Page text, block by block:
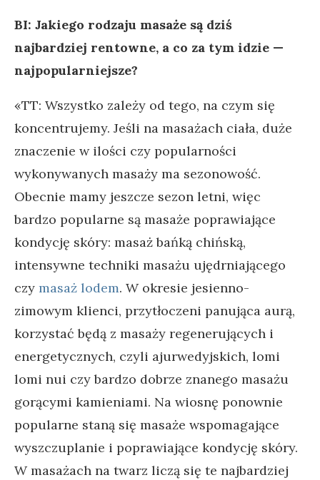
BI: Jakiego rodzaju masaże są dziś
najbardziej rentowne, a co za tym idzie —
najpopularniejsze?
«TT: Wszystko zależy od tego, na czym się
koncentrujemy. Jeśli na masażach ciała, duże
znaczenie w ilości czy popularności
wykonywanych masaży ma sezonowość.
Obecnie mamy jeszcze sezon letni, więc
bardzo popularne są masaże poprawiające
kondycję skóry: masaż bańką chińską,
intensywne techniki masażu ujędrniającego
czy masaż lodem. W okresie jesienno-
zimowym klienci, przytłoczeni panująca aurą,
korzystać będą z masaży regenerujących i
energetycznych, czyli ajurwedyjskich, lomi
lomi nui czy bardzo dobrze znanego masażu
gorącymi kamieniami. Na wiosnę ponownie
popularne staną się masaże wspomagające
wyszczuplanie i poprawiające kondycję skóry.
W masażach na twarz liczą się te najbardziej